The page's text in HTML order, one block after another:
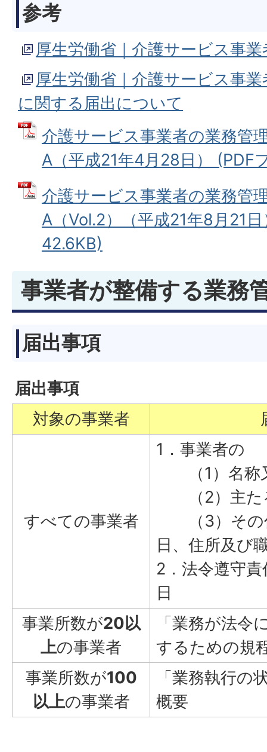
参考
厚生労働省｜介護サービス事
厚生労働省｜介護サービス事
に関する届出について
介護サービス事業者の業務管
A（平成21年4月28日） (PDF
介護サービス事業者の業務管
A（Vol.2）（平成21年8月21
42.6KB)
事業者が整備する業務
届出事項
届出事項
対象の事業者
すべての事業者
1．事業者の
（1）名称
（2）主た
（3）その
日、住所及び
2．法令遵守
日
事業所数が20以
上の事業者
「業務が法令
するための規
事業所数が100
以上の事業者
「業務執行の
概要